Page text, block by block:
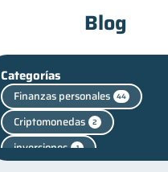
Blog
Categorías
Finanzas personales 44
Criptomonedas 2
inversiones 1